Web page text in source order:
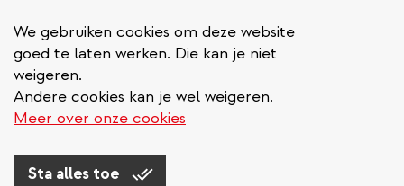
We gebruiken cookies om deze website
goed te laten werken. Die kan je niet
weigeren.
Andere cookies kan je wel weigeren.
Meer over onze cookies
Sta alles toe